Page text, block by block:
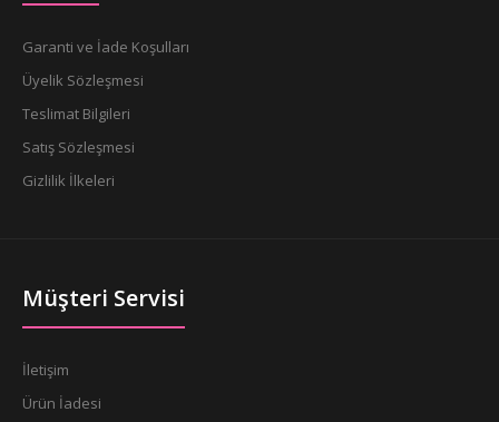
Garanti ve İade Koşulları
Üyelik Sözleşmesi
Teslimat Bilgileri
Satış Sözleşmesi
Gizlilik İlkeleri
Müşteri Servisi
İletişim
Ürün İadesi